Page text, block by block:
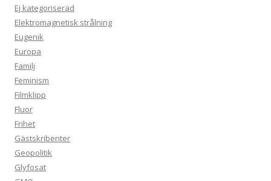
Ej kategoriserad
Elektromagnetisk strålning
Eugenik
Europa
Familj
Feminism
Filmklipp
Fluor
Frihet
Gästskribenter
Geopolitik
Glyfosat